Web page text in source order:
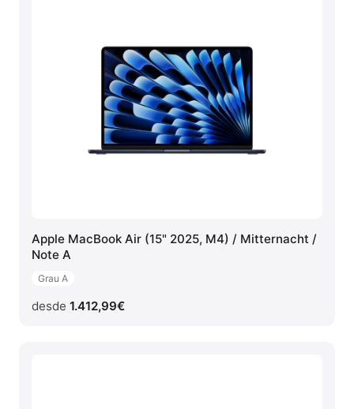
Apple MacBook Air (15" 2025, M4) / Mitternacht /
Note A
Grau A
desde 1.412,99€